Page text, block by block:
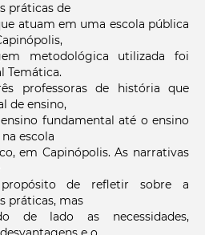
práticas de
atuam em uma escola pública
metodológica utilizada foi
Temática.
professoras de história que
de ensino,
fundamental até o ensino
escola
em Capinópolis. As narrativas
de refletir sobre a
práticas, mas
de lado as necessidades,